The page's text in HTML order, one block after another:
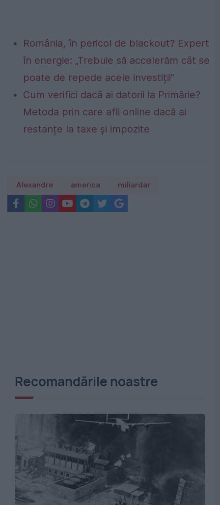
România, în pericol de blackout? Expert
în energie: „Trebuie să accelerăm cât se
poate de repede acele investiții”
Cum verifici dacă ai datorii la Primărie?
Metoda prin care afli online dacă ai
restanțe la taxe și impozite
Alexandre america miliardar
Recomandările noastre